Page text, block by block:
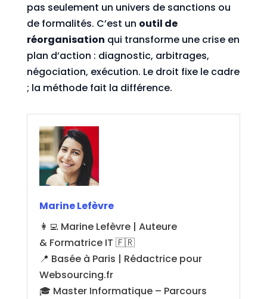
pas seulement un univers de sanctions ou
de formalités. C’est un outil de
réorganisation qui transforme une crise en
plan d’action : diagnostic, arbitrages,
négociation, exécution. Le droit fixe le cadre
; la méthode fait la différence.
Marine Lefèvre
👩‍💻 Marine Lefèvre | Auteure
& Formatrice IT 🇫🇷
📍 Basée à Paris | Rédactrice pour
Websourcing.fr
🎓 Master Informatique – Parcours